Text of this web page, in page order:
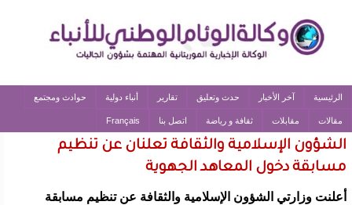
الرئيسية آخر الأخبار حدث وتعليق تقارير أنباء دولية حوادث ومجتمع
مقالات مقابلات ثقافة و رياضة اتصل بنا Français
الشؤون الإسلامية والثقافة تعلنان عن تنظيم
مسابقة دخول المعاهد الجهوية
أعلنت وزارتي الشؤون الإسلامية والثقافة عن تنظيم مسابقة